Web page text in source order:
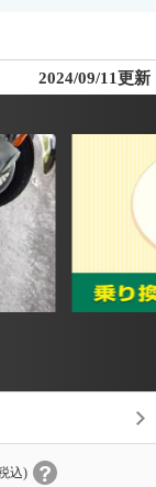
2024/09/11更新
込)